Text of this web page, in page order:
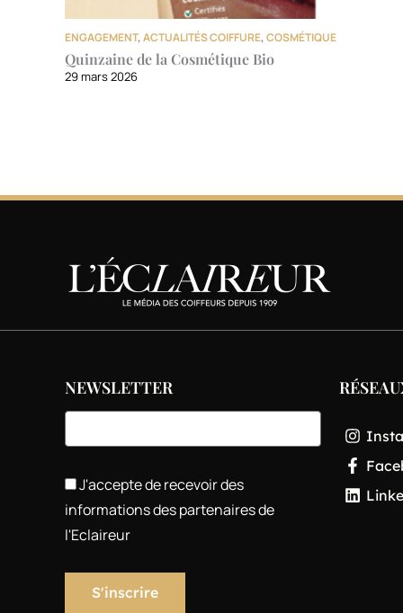
ENGAGEMENT,ACTUALITÉS COIFFURE,COSMÉTIQUE
Quinzaine de la Cosmétique Bio
29 mars 2026
NEWSLETTER
J'accepte de recevoir des
informations des partenaires de
l'Eclaireur